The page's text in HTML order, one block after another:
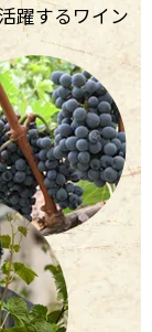
躍するワイン